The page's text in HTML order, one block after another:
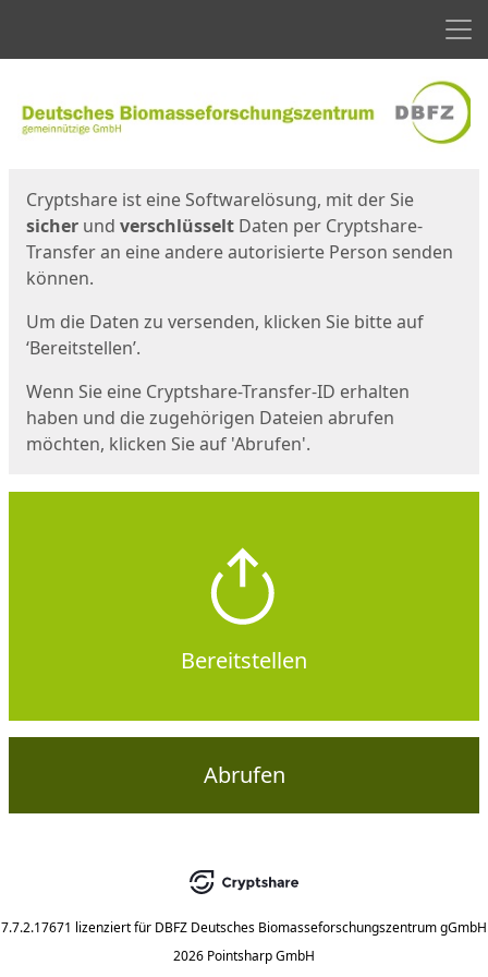
Cryptshare ist eine Softwarelösung, mit der Sie
sicher und verschlüsselt Daten per Cryptshare-
Transfer an eine andere autorisierte Person senden
können.
Um die Daten zu versenden, klicken Sie bitte auf
‘Bereitstellen’.
Wenn Sie eine Cryptshare-Transfer-ID erhalten
haben und die zugehörigen Dateien abrufen
möchten, klicken Sie auf 'Abrufen'.
Bereitstellen
Abrufen
7.7.2.17671 lizenziert für DBFZ Deutsches Biomasseforschungszentrum gGmbH
2026 Pointsharp GmbH